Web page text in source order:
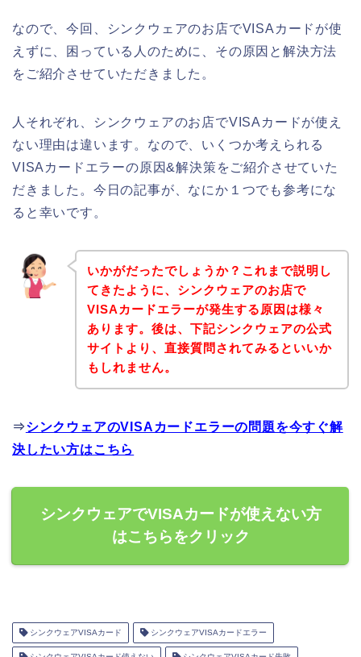
なので、今回、シンクウェアのお店でVISAカードが使
えずに、困っている人のために、その原因と解決方法
をご紹介させていただきました。
人それぞれ、シンクウェアのお店でVISAカードが使え
ない理由は違います。なので、いくつか考えられる
VISAカードエラーの原因&解決策をご紹介させていた
だきました。今日の記事が、なにか１つでも参考にな
ると幸いです。
いかがだったでしょうか？これまで説明し
てきたように、シンクウェアのお店で
VISAカードエラーが発生する原因は様々
あります。後は、下記シンクウェアの公式
サイトより、直接質問されてみるといいか
もしれません。
⇒シンクウェアのVISAカードエラーの問題を今すぐ解
決したい方はこちら
シンクウェアでVISAカードが使えない方
はこちらをクリック
シンクウェアVISAカード シンクウェアVISAカードエラー